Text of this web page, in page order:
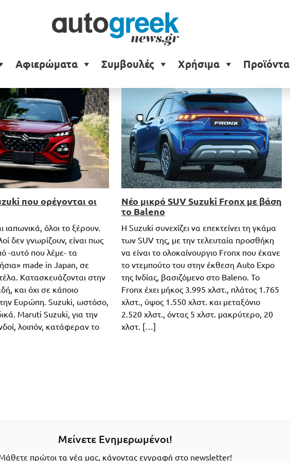
Αφιερώματα Συμβουλές Χρήσιμα Προϊόντα
που ορέγονται οι
ιαπωνικά, όλοι το ξέρουν.
δεν γνωρίζουν, είναι πως
-αυτό που λέμε- τα
made in Japan, σε
Κατασκευάζονται στην
και όχι σε κάποιο
Ευρώπη. Suzuki, ωστόσο,
Maruti Suzuki, για την
λοιπόν, κατάφεραν το
Νέο μικρό SUV Suzuki Fronx με βάση
το Baleno
Η Suzuki συνεχίζει να επεκτείνει τη γκάμα
των SUV της, με την τελευταία προσθήκη
να είναι το ολοκαίνουργιο Fronx που έκανε
το ντεμπούτο του στην έκθεση Auto Expo
της Ινδίας, βασιζόμενο στο Baleno. Το
Fronx έχει μήκος 3.995 χλστ., πλάτος 1.765
χλστ., ύψος 1.550 χλστ. και μεταξόνιο
2.520 χλστ., όντας 5 χλστ. μακρύτερο, 20
χλστ. […]
Μείνετε Ενημερωμένοι!
πρώτοι τα νέα μας, κάνοντας εγγραφή στο newsletter!